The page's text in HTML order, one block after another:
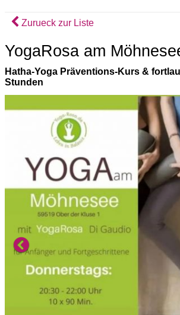
Zurueck zur Liste
YogaRosa am
Hatha-Yoga Präventions-Kurs &
Stunden
Previous